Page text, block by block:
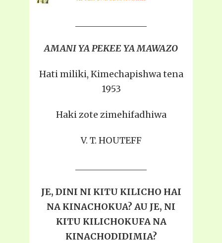
AMANI YA PEKEE YA MAWAZO
Hati miliki, Kimechapishwa tena
1953
Haki zote zimehifadhiwa
V. T. HOUTEFF
JE, DINI NI KITU KILICHO HAI
NA KINACHOKUA? AU JE, NI
KITU KILICHOKUFA NA
KINACHODIDIMIA?